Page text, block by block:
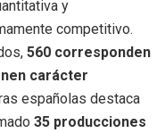
y
competitivo.
560 corresponden
carácter
españolas destaca
35 producciones